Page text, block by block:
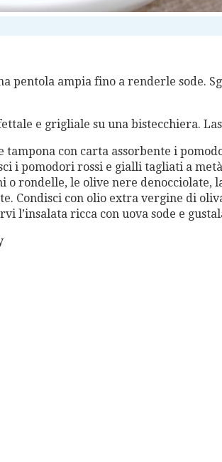
pentola ampia fino a renderle sode.
e grigliale su una bistecchiera.
con carta assorbente i
i pomodori rossi e gialli tagliati a
o rondelle, le olive nere denocciolate,
Condisci con olio extra vergine di
l’insalata ricca con uova sode e